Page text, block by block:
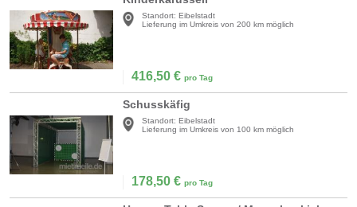
Standort: Eibelstadt
Lieferung im Umkreis von 200 km möglich
416,50 € pro Tag
Schusskäfig
Standort: Eibelstadt
Lieferung im Umkreis von 100 km möglich
178,50 € pro Tag